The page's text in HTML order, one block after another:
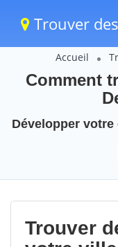
Trouver
Accueil
Comment
Développer
Trouver